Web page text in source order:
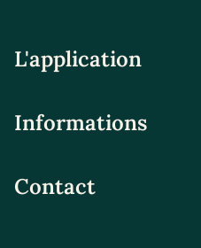
L'application
Informations
Contact